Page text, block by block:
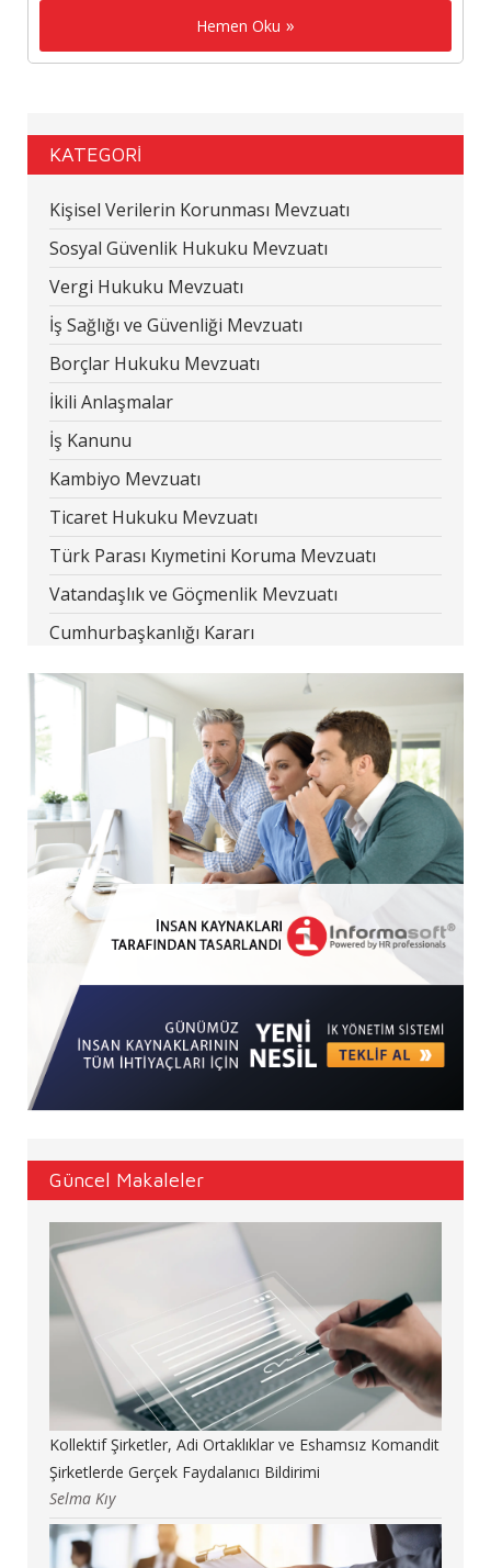
Hemen Oku
KATEGORİ
Kişisel Verilerin Korunması Mevzuatı
Sosyal Güvenlik Hukuku Mevzuatı
Vergi Hukuku Mevzuatı
İş Sağlığı ve Güvenliği Mevzuatı
Borçlar Hukuku Mevzuatı
İkili Anlaşmalar
İş Kanunu
Kambiyo Mevzuatı
Ticaret Hukuku Mevzuatı
Türk Parası Kıymetini Koruma Mevzuatı
Vatandaşlık ve Göçmenlik Mevzuatı
Cumhurbaşkanlığı Kararı
Güncel Makaleler
Kollektif Şirketler, Adi Ortaklıklar ve Eshamsız Komandit
Şirketlerde Gerçek Faydalanıcı Bildirimi
Selma Kıy